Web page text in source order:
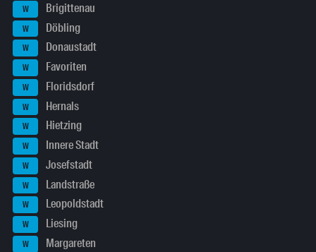
W Brigittenau
W Döbling
W Donaustadt
W Favoriten
W Floridsdorf
W Hernals
W Hietzing
W Innere Stadt
W Josefstadt
W Landstraße
W Leopoldstadt
W Liesing
W Margareten